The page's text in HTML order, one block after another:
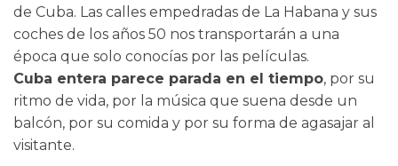
de Cuba. Las calles empedradas de La Habana y sus
coches de los años 50 nos transportarán a una
época que solo conocías por las películas.
Cuba entera parece parada en el tiempo, por su
ritmo de vida, por la música que suena desde un
balcón, por su comida y por su forma de agasajar al
visitante.